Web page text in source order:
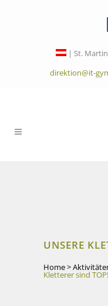
| St.
direktion@it-
UNSERE
Home>
Kletterer sind TOP!